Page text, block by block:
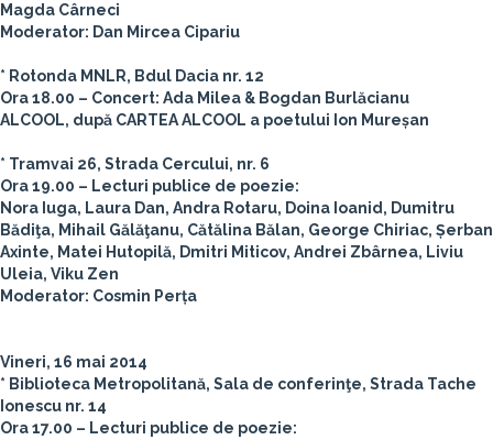
Magda Cârneci
Moderator: Dan Mircea Cipariu
* Rotonda MNLR, Bdul Dacia nr. 12
Ora 18.00 – Concert: Ada Milea & Bogdan Burlăcianu
ALCOOL, după CARTEA ALCOOL a poetului Ion Mureșan
* Tramvai 26, Strada Cercului, nr. 6
Ora 19.00 – Lecturi publice de poezie:
Nora Iuga, Laura Dan, Andra Rotaru, Doina Ioanid, Dumitru
Bădiţa, Mihail Gălăţanu, Cătălina Bălan, George Chiriac, Șerban
Axinte, Matei Hutopilă, Dmitri Miticov, Andrei Zbârnea, Liviu
Uleia, Viku Zen
Moderator: Cosmin Perța
Vineri, 16 mai 2014
* Biblioteca Metropolitană, Sala de conferinţe, Strada Tache
Ionescu nr. 14
Ora 17.00 – Lecturi publice de poezie: